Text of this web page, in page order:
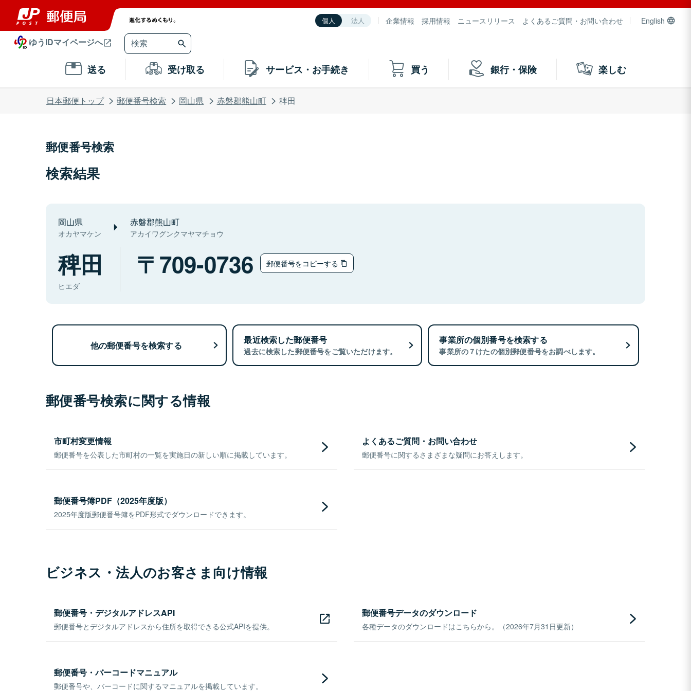
個人 法人 企業情報 採用情報 ニュースリリース よくあるご質問・お問い合わせ English
ゆうIDマイページへ
送る 受け取る サービス・お手続き 買う 銀行・保険 楽しむ
日本郵便トップ 郵便番号検索 岡山県 赤磐郡熊山町 稗田
郵便番号検索
検索結果
岡山県
オカヤマケン
赤磐郡熊山町
アカイワグンクマヤマチョウ
稗田
ヒエダ
709-0736 郵便番号をコピーする
他の郵便番号を検索する 最近検索した郵便番号
過去に検索した郵便番号をご覧いただけます。
事業所の個別番号を検索する
事業所の７けたの個別郵便番号をお調べします。
郵便番号検索に関する情報
市町村変更情報
郵便番号を公表した市町村の一覧を実施日の新しい順に掲載しています。
よくあるご質問・お問い合わせ
郵便番号に関するさまざまな疑問にお答えします。
郵便番号簿PDF（2025年度版）
2025年度版郵便番号簿をPDF形式でダウンロードできます。
ビジネス・法人のお客さま向け情報
郵便番号・デジタルアドレスAPI
郵便番号とデジタルアドレスから住所を取得できる公式APIを提供。
郵便番号データのダウンロード
各種データのダウンロードはこちらから。（2026年7月31日更新）
郵便番号・バーコードマニュアル
郵便番号や、バーコードに関するマニュアルを掲載しています。